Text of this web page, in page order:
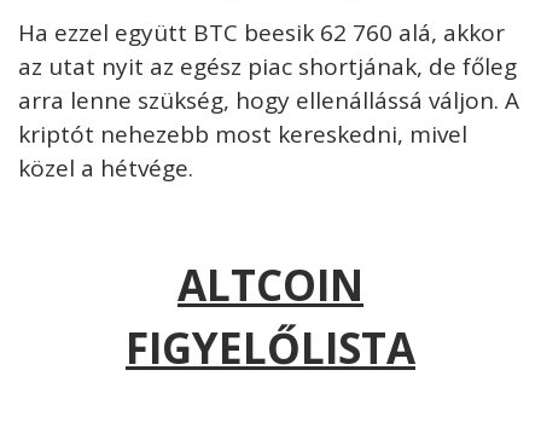
Ha ezzel együtt BTC beesik 62 760 alá, akkor
az utat nyit az egész piac shortjának, de főleg
arra lenne szükség, hogy ellenállássá váljon. A
kriptót nehezebb most kereskedni, mivel
közel a hétvége.
ALTCOIN
FIGYELŐLISTA